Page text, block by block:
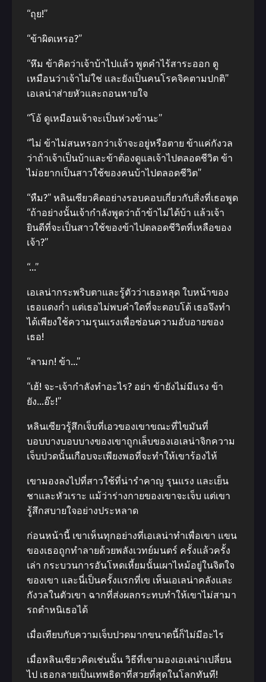
“ถุย!”
“ข้าผิดเหรอ?”
“หึม ข้าคิดว่าเจ้าบ้าไปแล้ว พูดคําไร้สาระออก ดู
เหมือนว่าเจ้าไม่ใช่ และยังเป็นคนโรคจิคตามปกติ”
เอเลน่าส่ายหัวและถอนหายใจ
“โอ้ ดูเหมือนเจ้าจะเป็นห่วงข้านะ”
“ไม่ ข้าไม่สนหรอกว่าเจ้าจะอยู่หรือตาย ข้าแค่กังวล
ว่าถ้าเจ้าเป็นบ้าและข้าต้องดูแลเจ้าไปตลอดชีวิต ข้า
ไม่อยากเป็นสาวใช้ของคนบ้าไปตลอดชีวิต”
“หืม?” หลินเซียวคิดอย่างรอบคอบเกี่ยวกับสิ่งที่เธอพูด
“ถ้าอย่างนั้นเจ้ากําลังพูดว่าถ้าข้าไม่ได้บ้า แล้วเจ้า
ยินดีที่จะเป็นสาวใช้ของข้าไปตลอดชีวิตที่เหลือของ
เจ้า?”
“…”
เอเลน่ากระพริบตาและรู้ตัวว่าเธอหลุด ใบหน้าของ
เธอแดงก่ำ แต่เธอไม่พบคําใดที่จะตอบโต้ เธอจึงทํา
ได้เพียงใช้ความรุนแรงเพื่อซ่อนความอับอายของ
เธอ!
“ลามก! ข้า…”
“เฮ้! จะ-เจ้ากําลังทําอะไร? อย่า ข้ายังไม่มีแรง ข้า
ยัง…อ๊ะ!”
หลินเซียวรู้สึกเจ็บที่เอวของเขาขณะที่ไขมันที่
บอบบางบอบบางของเขาถูกเล็บของเอเลน่าจิกความ
เจ็บปวดนั้นเกือบจะเพียงพอที่จะทําให้เขาร้องไห้
เขามองลงไปที่สาวใช้ที่น่ารําคาญ รุนแรง และเย็น
ชาและหัวเราะ แม้ว่าร่างกายของเขาจะเจ็บ แต่เขา
รู้สึกสบายใจอย่างประหลาด
ก่อนหน้านี้ เขาเห็นทุกอย่างที่เอเลน่าทําเพื่อเขา แขน
ของเธอถูกทําลายด้วยพลังเวทย์มนตร์ ครั้งแล้วครั้ง
เล่า กระบวนการอันโหดเหี้ยมนั้นเผาไหม้อยู่ในจิตใจ
ของเขา และนี่เป็นครั้งแรกที่เข เห็นเอเลน่าคลังและ
กังวลในตัวเขา ฉากที่ส่งผลกระทบทําให้เขาไม่สามา
รถตําหนิเธอได้
เมื่อเทียบกับความเจ็บปวดมากขนาดนี้ก็ไม่มีอะไร
เมื่อหลินเซียวคิดเช่นนั้น วิธีที่เขามองเอเลน่าเปลี่ยน
ไป เธอกลายเป็นเทพธิดาที่สวยที่สุดในโลกทันที!